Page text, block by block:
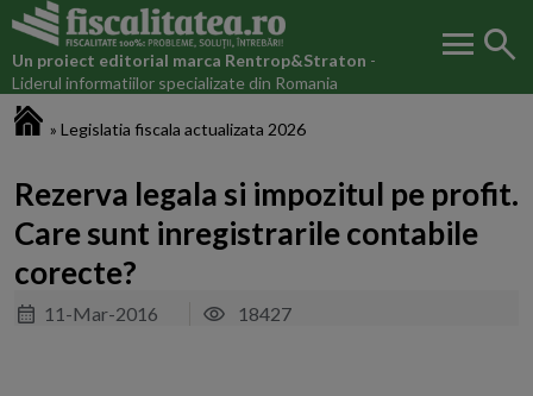
Un proiect editorial marca Rentrop&Straton -
Liderul informatiilor specializate din Romania
menu search
» Legislatia fiscala actualizata 2026
Rezerva legala si impozitul pe profit.
Care sunt inregistrarile contabile
corecte?
11-Mar-2016 18427